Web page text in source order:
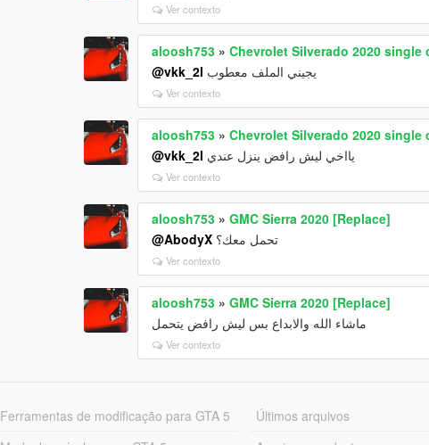
Ver contexto
aloosh753 »Chevrolet Silverado 2020 single
@vkk_2l يجيني الملف معطوب
Ver contexto
aloosh753 »Chevrolet Silverado 2020 single
@vkk_2l يااخي ليش رافض ينزل عندي
Ver contexto
aloosh753 »GMC Sierra 2020 [Replace]
@AbodyX تحمل معك؟
Ver contexto
aloosh753 »GMC Sierra 2020 [Replace]
ماشاء الله والابداع بس ليش رافض يتحمل
Ver contexto
Ferramentas de modificação para GTA 5
Últimos arquivos